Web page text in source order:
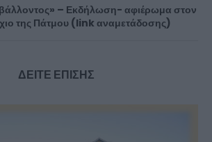
– Εκδήλωση- αφιέρωμα στον
της Πάτμου (link αναμετάδοσης)
ΔΕΙΤΕ ΕΠΙΣΗΣ